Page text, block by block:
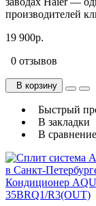
производителей
19 900р.
0 отзывов
В корзину
Быстрый
В закладки
В сравнение
Кондиционер
35BRQ1/R3(OUT)